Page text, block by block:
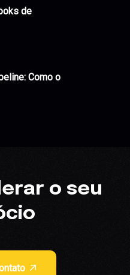
de
Como o
o seu